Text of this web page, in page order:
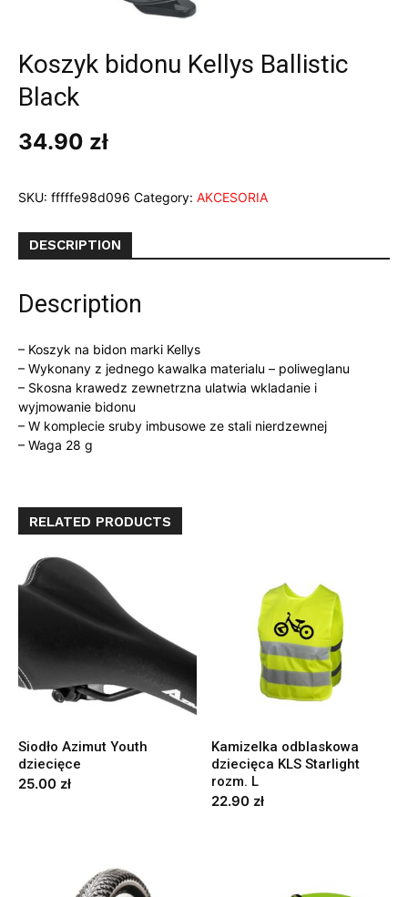
Koszyk bidonu Kellys Ballistic
Black
34.90 zł
SKU: fffffe98d096 Category: AKCESORIA
DESCRIPTION
Description
– Koszyk na bidon marki Kellys
– Wykonany z jednego kawalka materialu – poliweglanu
– Skosna krawedz zewnetrzna ulatwia wkladanie i
wyjmowanie bidonu
– W komplecie sruby imbusowe ze stali nierdzewnej
– Waga 28 g
RELATED PRODUCTS
Siodło Azimut Youth
dziecięce
25.00 zł
Kamizelka odblaskowa
dziecięca KLS Starlight
rozm. L
22.90 zł